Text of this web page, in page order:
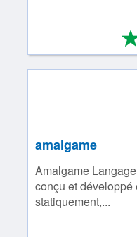
amalgame
Amalgame
conçu et développé
statiquement,...